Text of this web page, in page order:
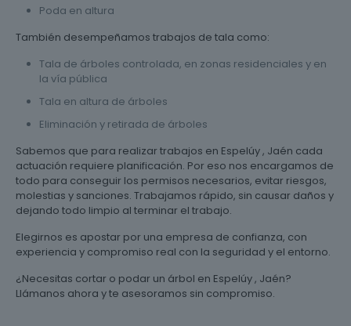
Poda en altura
También desempeñamos trabajos de tala como:
Tala de árboles controlada, en zonas residenciales y en
la vía pública
Tala en altura de árboles
Eliminación y retirada de árboles
Sabemos que para realizar trabajos en Espelúy , Jaén cada
actuación requiere planificación. Por eso nos encargamos de
todo para conseguir los permisos necesarios, evitar riesgos,
molestias y sanciones. Trabajamos rápido, sin causar daños y
dejando todo limpio al terminar el trabajo.
Elegirnos es apostar por una empresa de confianza, con
experiencia y compromiso real con la seguridad y el entorno.
¿Necesitas cortar o podar un árbol en Espelúy , Jaén?
Llámanos ahora y te asesoramos sin compromiso.